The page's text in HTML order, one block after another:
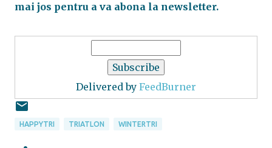
mai jos pentru a va abona la newsletter.
Delivered by FeedBurner
HAPPYTRI TRIATLON WINTERTRI